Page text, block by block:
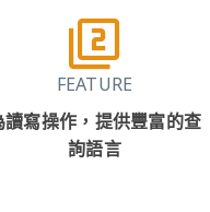
FEATURE
讀寫操作，提供豐富的查
詢語言